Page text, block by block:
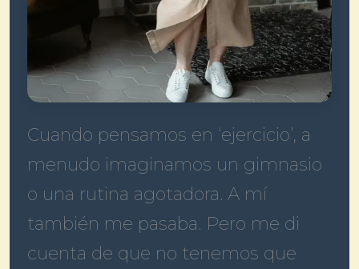
Cuando pensamos en ‘ejercicio’, a
menudo imaginamos un gimnasio
o una rutina agotadora. A mí
también me pasaba. Pero me di
cuenta de que no tenemos que